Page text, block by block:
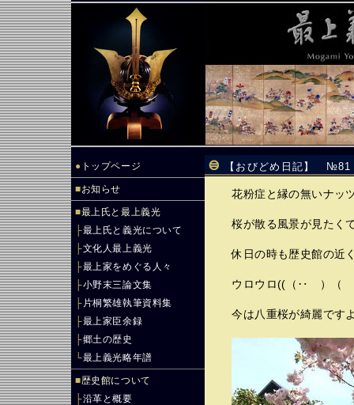
● トップページ
■お知らせ
■最上氏と最上義光
├最上氏と義光について
├文化人最上義光
├最上家をめぐる人々
├小野末三論文集
├ 片桐繁雄執筆資料集
├最上家臣余録
├郷土の歴史
└最上義光略年譜
■歴史館について
├沿革と概要
【おびどめ日記】
花粉症と縁の無いナッ
桜が散る風景が見たく
休日の時も歴史館の近
ウロウロ((（‥ ）（ ‥
今は八重桜が綺麗です